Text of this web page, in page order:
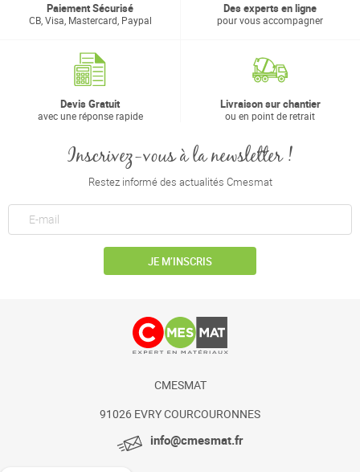
Paiement Sécurisé
CB, Visa, Mastercard, Paypal
Des experts en ligne
pour vous accompagner
Devis Gratuit
avec une réponse rapide
Livraison sur chantier
ou en point de retrait
Inscrivez-vous à la newsletter !
Restez informé des actualités Cmesmat
JE M’INSCRIS
CMESMAT
91026 EVRY COURCOURONNES
info@cmesmat.fr